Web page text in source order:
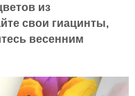
из
свои гиацинты,
весенним